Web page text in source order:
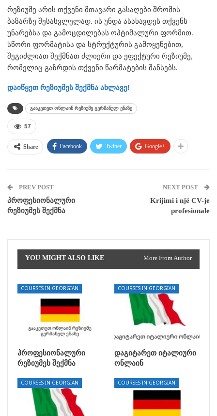
რეზიუმე არის თქვენი მთავარი გასაღები შრომის
ბაზარზე შესასვლელად. ის უნდა ასახავდეს თქვენს
უნარებსა და გამოცდილებას ოპტიმალური ფორმით.
სწორი ფორმატისა და სტრუქტურის გამოყენებით,
შეგიძლიათ შექმნათ ძლიერი და ეფექტური რეზიუმე,
რომელიც გაზრდის თქვენი წარმატების შანსებს.
დაიწყეთ რეზიუმეს შექმნა ახლავე!
გააკეთეთ ონლაინ რეზიუმე გერმანულ ენაზე
57
Share Facebook Twitter Google+
PREV POST
პროფესიონალური
რეზიუმეს შექმნა
NEXT POST
Krijimi i një CV-je
profesionale
YOU MIGHT ALSO LIKE More From Author
COURSES IN GEORGIAN
პროფესიონალური
რეზიუმეს შექმნა
COURSES IN GEORGIAN
დაგიტარეთ იტალიური
ონლაინ
COURSES IN GEORGIAN COURSES IN GEORGIAN